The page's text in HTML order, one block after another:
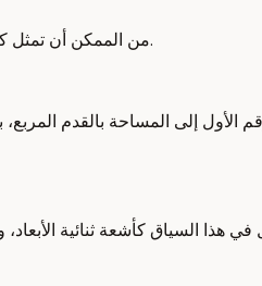
من الممكن أن تمثل كل منزل بزوج من الأرقام بحيث يشير الرقم الأول إلى المساحة بالقدم المربع، بينما يشير الثاني إلى السعر.
إلى المساحة بالقدم المربع،